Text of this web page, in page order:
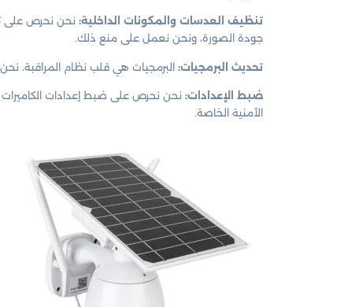
تنظيف العدسات والمكونات الداخلية: نحن نحرص على
جودة الصورة، ونحن نعمل على منع ذلك.
تحديث البرمجيات: البرمجيات هي قلب نظام المراقبة.
ضبط الإعدادات: نحن نحرص على ضبط إعدادات
الأمنية الخاصة.